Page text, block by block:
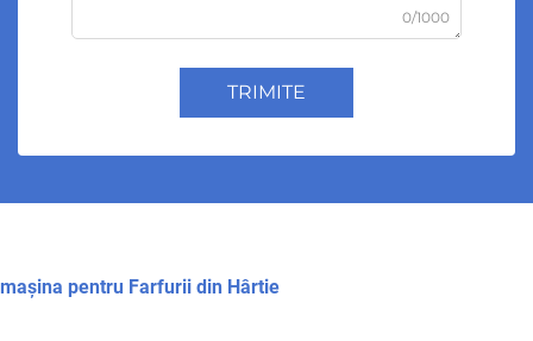
0/1000
TRIMITE
mașina pentru Farfurii din Hârtie